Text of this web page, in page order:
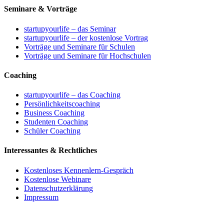
Seminare & Vorträge
startupyourlife – das Seminar
startupyourlife – der kostenlose Vortrag
Vorträge und Seminare für Schulen
Vorträge und Seminare für Hochschulen
Coaching
startupyourlife – das Coaching
Persönlichkeitscoaching
Business Coaching
Studenten Coaching
Schüler Coaching
Interessantes & Rechtliches
Kostenloses Kennenlern-Gespräch
Kostenlose Webinare
Datenschutzerklärung
Impressum